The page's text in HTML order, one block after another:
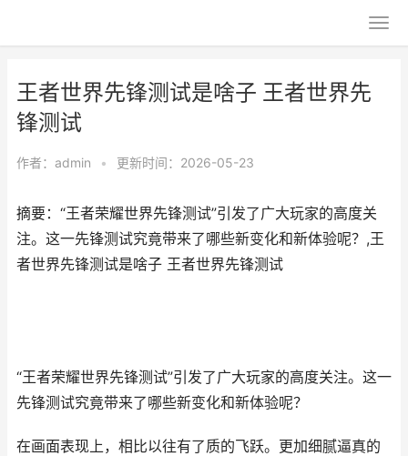
王者世界先锋测试是啥子 王者世界先
锋测试
作者： admin • 更新时间：2026-05-23
摘要：“王者荣耀世界先锋测试”引发了广大玩家的高度关
注。这一先锋测试究竟带来了哪些新变化和新体验呢？,王
者世界先锋测试是啥子 王者世界先锋测试
“王者荣耀世界先锋测试”引发了广大玩家的高度关注。这一
先锋测试究竟带来了哪些新变化和新体验呢？
在画面表现上，相比以往有了质的飞跃。更加细腻逼真的